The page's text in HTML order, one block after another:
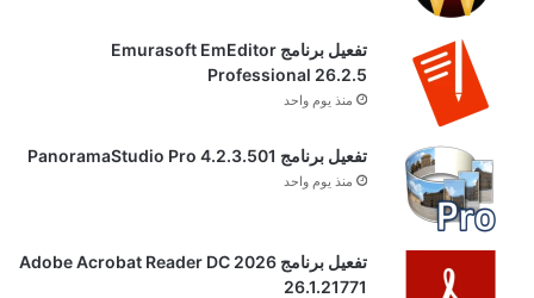
تفعيل برنامج Emurasoft EmEditor
Professional 26.2.5
منذ يوم واحد
تفعيل برنامج PanoramaStudio Pro 4.2.3.501
منذ يوم واحد
تفعيل برنامج Adobe Acrobat Reader DC 2026
26.1.21771